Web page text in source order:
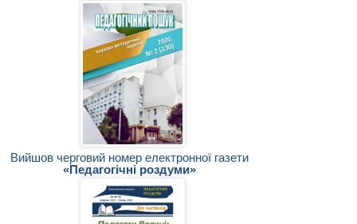
Вийшов черговий номер електронної газети
«Педагогічні роздуми»